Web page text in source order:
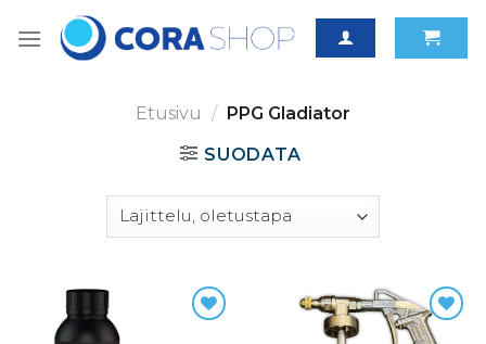
Etusivu / PPG Gladiator
SUODATA